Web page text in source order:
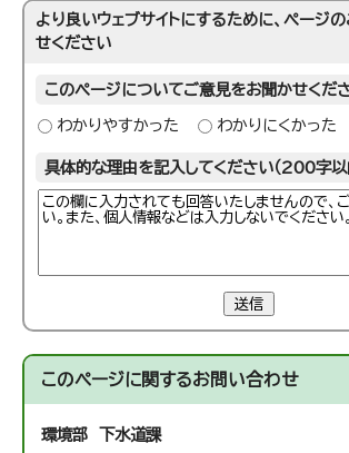
より良いウェブサイトにするために、ページ
せください
このページについてご意見をお聞かせくだ
わかりやすかった わかりにくかった
具体的な理由を記入してください（200字以
送信
このページに関するお問い合わせ
環境部 下水道課